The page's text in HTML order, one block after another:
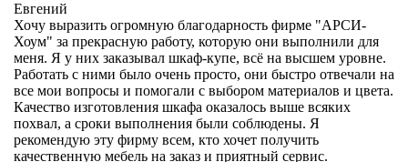
Евгений
Хочу выразить огромную благодарность фирме "АРСИ-
Хоум" за прекрасную работу, которую они выполнили для
меня. Я у них заказывал шкаф-купе, всё на высшем уровне.
Работать с ними было очень просто, они быстро отвечали на
все мои вопросы и помогали с выбором материалов и цвета.
Качество изготовления шкафа оказалось выше всяких
похвал, а сроки выполнения были соблюдены. Я
рекомендую эту фирму всем, кто хочет получить
качественную мебель на заказ и приятный сервис.